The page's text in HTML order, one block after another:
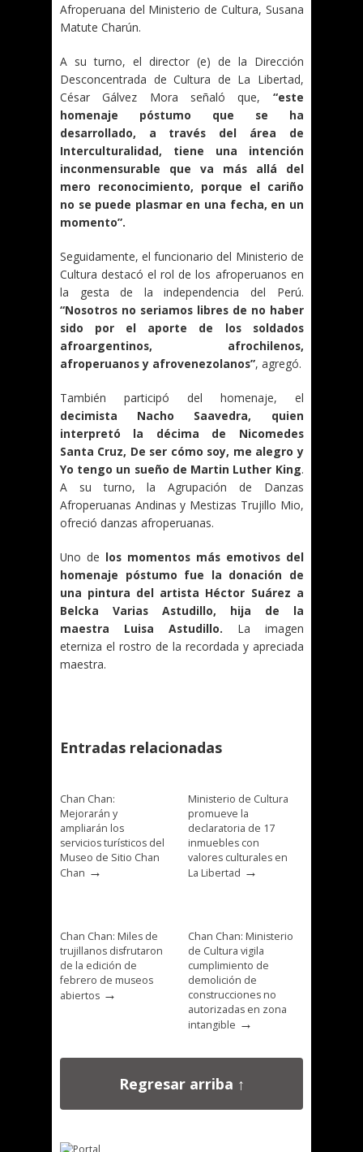
Afroperuana del Ministerio de Cultura, Susana
Matute Charún.
A su turno, el director (e) de la Dirección
Desconcentrada de Cultura de La Libertad,
César Gálvez Mora señaló que, “este
homenaje póstumo que se ha
desarrollado, a través del área de
Interculturalidad, tiene una intención
inconmensurable que va más allá del
mero reconocimiento, porque el cariño
no se puede plasmar en una fecha, en un
momento”.
Seguidamente, el funcionario del Ministerio de
Cultura destacó el rol de los afroperuanos en
la gesta de la independencia del Perú.
“Nosotros no seriamos libres de no haber
sido por el aporte de los soldados
afroargentinos, afrochilenos,
afroperuanos y afrovenezolanos”, agregó.
También participó del homenaje, el
decimista Nacho Saavedra, quien
interpretó la décima de Nicomedes
Santa Cruz, De ser cómo soy, me alegro y
Yo tengo un sueño de Martin Luther King.
A su turno, la Agrupación de Danzas
Afroperuanas Andinas y Mestizas Trujillo Mio,
ofreció danzas afroperuanas.
Uno de los momentos más emotivos del
homenaje póstumo fue la donación de
una pintura del artista Héctor Suárez a
Belcka Varias Astudillo, hija de la
maestra Luisa Astudillo. La imagen
eterniza el rostro de la recordada y apreciada
maestra.
Entradas relacionadas
Chan Chan:
Mejorarán y
ampliarán los
servicios turísticos del
Museo de Sitio Chan
Chan →
Ministerio de Cultura
promueve la
declaratoria de 17
inmuebles con
valores culturales en
La Libertad →
Chan Chan: Miles de
trujillanos disfrutaron
de la edición de
febrero de museos
abiertos →
Chan Chan: Ministerio
de Cultura vigila
cumplimiento de
demolición de
construcciones no
autorizadas en zona
intangible →
Regresar arriba ↑